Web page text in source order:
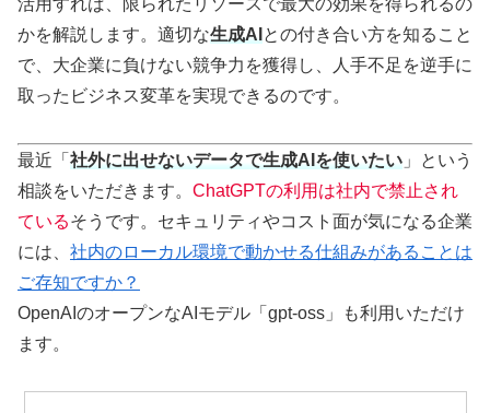
活用すれば、限られたリソースで最大の効果を得られるの
かを解説します。適切な生成AI との付き合い方を知ること
で、大企業に負けない競争力を獲得し、人手不足を逆手に
取ったビジネス変革を実現できるのです。
最近「 社外に出せないデータで生成AIを使いたい 」という
相談をいただきます。 ChatGPTの利用は社内で禁止され
ているそうです。セキュリティやコスト面が気になる企業
には、 社内のローカル環境で動かせる仕組みがあることは
ご存知ですか？
OpenAIのオープンなAIモデル「gpt-oss」も利用いただけ
ます。